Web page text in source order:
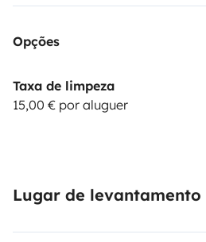
Opções
Taxa de limpeza
15,00 € por aluguer
Lugar de levantamento